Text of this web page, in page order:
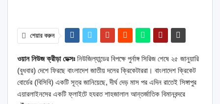
শেয়ার করুন
ওয়ান নিউজ ক্রীড়া ডেক্সঃ নিউজিল্যান্ডের বিপক্ষে পুর্নাঙ্গ সিরিজ শেষে ২৫ জানুয়ারি
(বুধবার) দেশে ফিরছে বাংলাদেশ জাতীয় দলের ক্রিকেটাররা। বাংলাদেশ ক্রিকেট
বোর্ডের (বিসিবি) একটি সূত্র জানিয়েছে, দীর্ঘ দেড় মাস পর এদিন রাতেই সিঙ্গাপুর
এয়ারলাইনসের একটি ফ্লাইটে হযরত শাহজালাল আন্তর্জাতিক বিমানবন্দরে